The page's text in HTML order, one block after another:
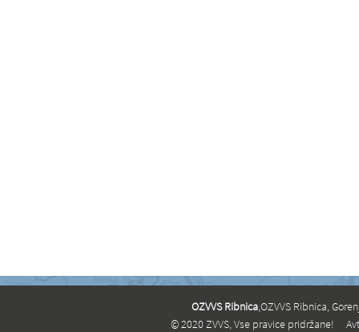
OZVVS Ribnica,OZVVS Ribnica,
© 2020 ZVVS, Vse pravice pridržane!